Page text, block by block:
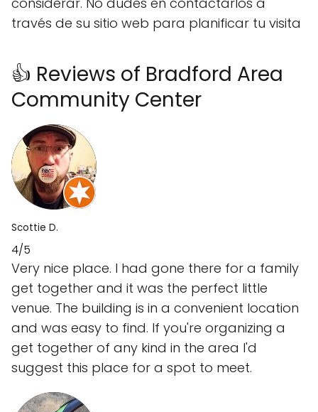
través de su sitio web para planificar tu visita
👍 Reviews of Bradford Area
Community Center
Scottie D.
4/5
Very nice place. I had gone there for a family
get together and it was the perfect little
venue. The building is in a convenient location
and was easy to find. If you're organizing a
get together of any kind in the area I'd
suggest this place for a spot to meet.